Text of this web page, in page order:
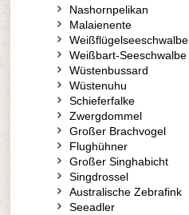
Nashornpelikan
Malaienente
Weißflügelseeschwalbe
Weißbart-Seeschwalbe
Wüstenbussard
Wüstenuhu
Schieferfalke
Zwergdommel
Großer Brachvogel
Flughühner
Großer Singhabicht
Singdrossel
Australische Zebrafink
Seeadler